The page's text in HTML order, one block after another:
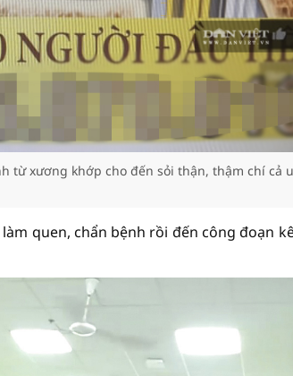
từ xương khớp cho đến sỏi thận, thậm chí cả
quen, chẩn bệnh rồi đến công đoạn